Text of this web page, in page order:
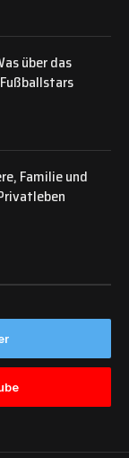
über das
Familie und